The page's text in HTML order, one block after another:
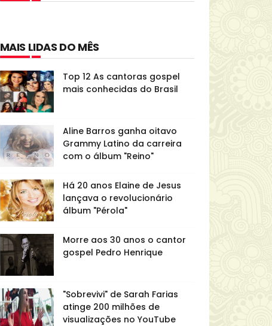
MAIS LIDAS DO MÊS
Top 12 As cantoras gospel
mais conhecidas do Brasil
Aline Barros ganha oitavo
Grammy Latino da carreira
com o álbum "Reino"
Há 20 anos Elaine de Jesus
lançava o revolucionário
álbum "Pérola"
Morre aos 30 anos o cantor
gospel Pedro Henrique
"Sobrevivi" de Sarah Farias
atinge 200 milhões de
visualizações no YouTube